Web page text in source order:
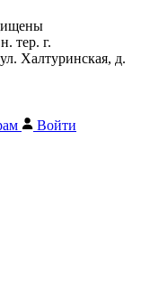
тер. г.
Халтуринская, д.
Войти